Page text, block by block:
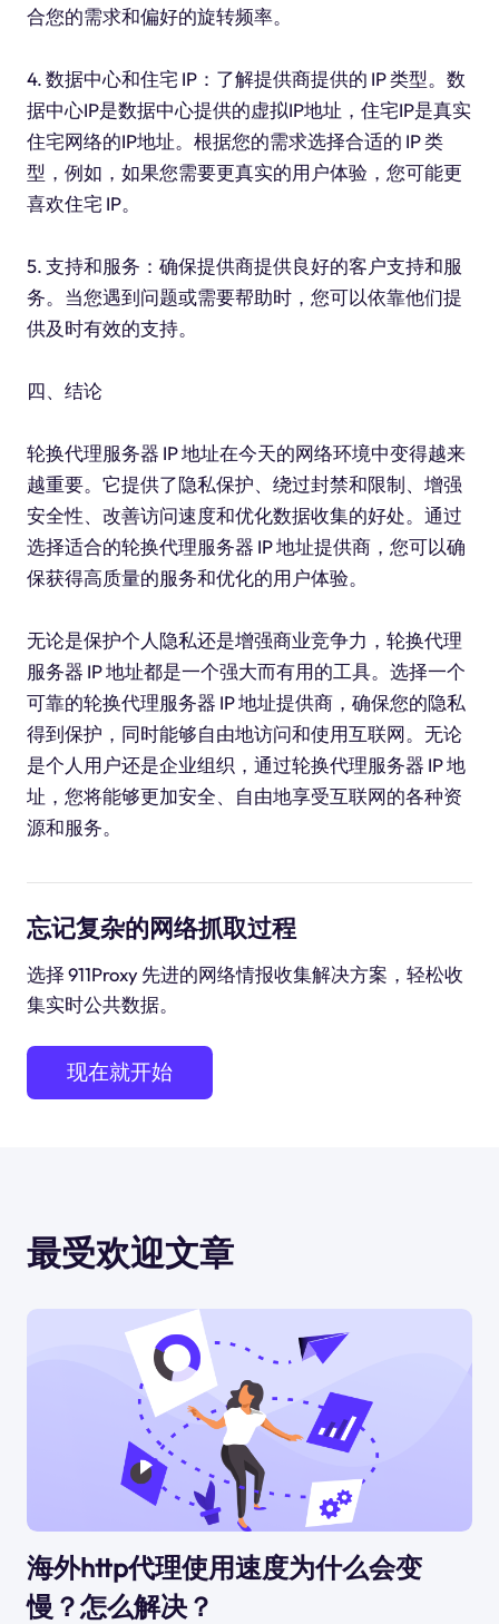
合您的需求和偏好的旋转频率。
4. 数据中心和住宅 IP：了解提供商提供的 IP 类型。数
据中心IP是数据中心提供的虚拟IP地址，住宅IP是真实
住宅网络的IP地址。根据您的需求选择合适的 IP 类
型，例如，如果您需要更真实的用户体验，您可能更
喜欢住宅 IP。
5. 支持和服务：确保提供商提供良好的客户支持和服
务。当您遇到问题或需要帮助时，您可以依靠他们提
供及时有效的支持。
四、结论
轮换代理服务器 IP 地址在今天的网络环境中变得越来
越重要。它提供了隐私保护、绕过封禁和限制、增强
安全性、改善访问速度和优化数据收集的好处。通过
选择适合的轮换代理服务器 IP 地址提供商，您可以确
保获得高质量的服务和优化的用户体验。
无论是保护个人隐私还是增强商业竞争力，轮换代理
服务器 IP 地址都是一个强大而有用的工具。选择一个
可靠的轮换代理服务器 IP 地址提供商，确保您的隐私
得到保护，同时能够自由地访问和使用互联网。无论
是个人用户还是企业组织，通过轮换代理服务器 IP 地
址，您将能够更加安全、自由地享受互联网的各种资
源和服务。
忘记复杂的网络抓取过程
选择 911Proxy 先进的网络情报收集解决方案，轻松收
集实时公共数据。
现在就开始
最受欢迎文章
海外http代理使用速度为什么会变
慢？怎么解决？